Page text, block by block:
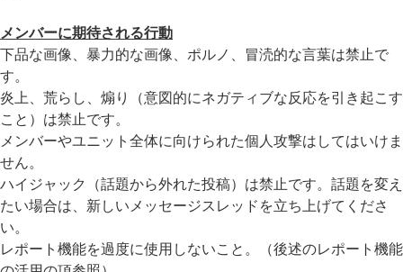
メンバーに期待される行動
下品な画像、暴力的な画像、ポルノ、冒涜的な言葉は禁止で
す。
炎上、荒らし、煽り（意図的にネガティブな反応を引き起こす
こと）は禁止です。
メンバーやユニット全体に向けられた個人攻撃はしてはいけま
せん。
ハイジャック（話題から外れた投稿）は禁止です。話題を変え
たい場合は、新しいメッセージスレッドを立ち上げてくださ
い。
レポート機能を過度に使用しないこと。（後述のレポート機能